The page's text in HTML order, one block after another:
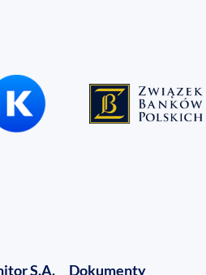
S.A. Dokumenty